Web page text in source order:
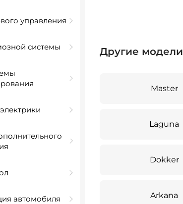
управления
системы
автомобиля
Другие модели
Master
Laguna
Dokker
Arkana